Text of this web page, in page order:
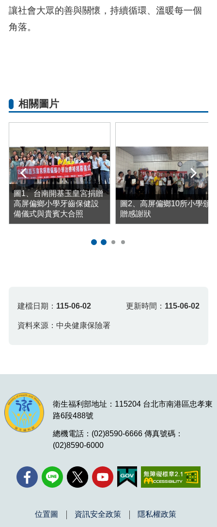
讓社會大眾的善與關懷，持續循環、溫暖每一個
角落。
相關圖片
圖1、台南開基玉皇宮捐贈
高屏偏鄉小學牙齒保健設
備儀式與貴賓大合照
圖2、高屏偏鄉10所小學頒
贈感謝狀
下一張
建檔日期： 115-06-02 更新時間： 115-06-02
資料來源：中央健康保險署
衛生福利部地址：115204 台北市南港區忠孝東
路6段488號
總機電話：(02)8590-6666 傳真號碼：
(02)8590-6000
位置圖 資訊安全政策 隱私權政策